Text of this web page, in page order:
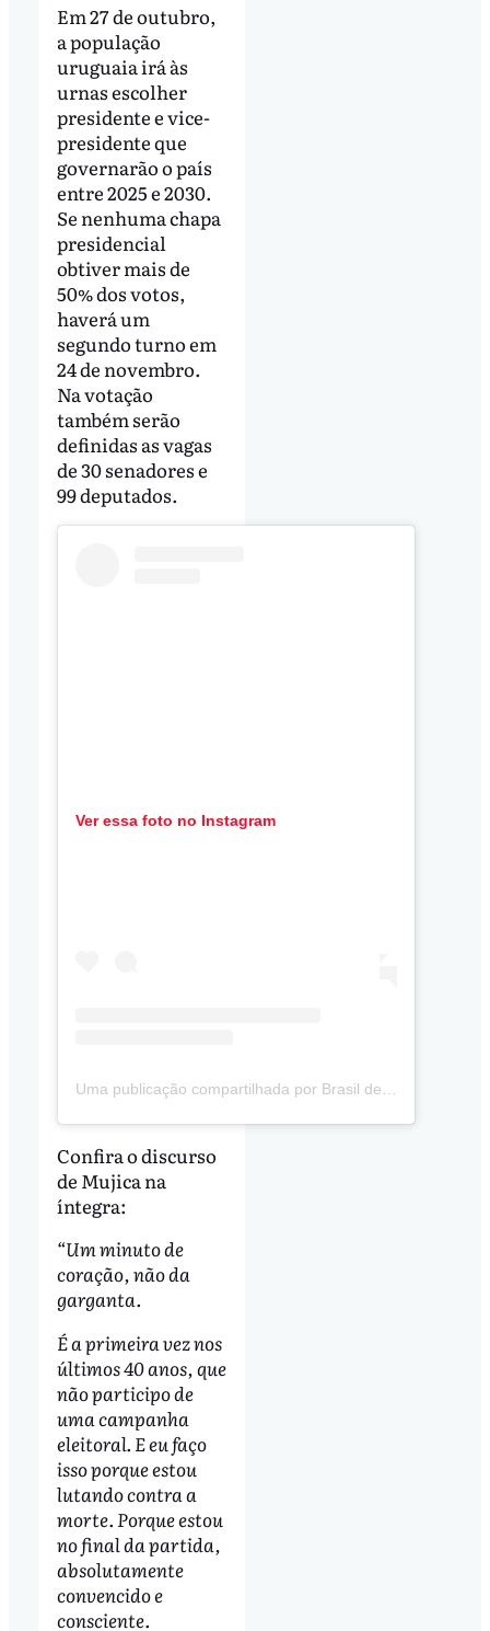
Em 27 de outubro,
a população
uruguaia irá às
urnas escolher
presidente e vice-
presidente que
governarão o país
entre 2025 e 2030.
Se nenhuma chapa
presidencial
obtiver mais de
50% dos votos,
haverá um
segundo turno em
24 de novembro.
Na votação
também serão
definidas as vagas
de 30 senadores e
99 deputados.
Ver essa foto no Instagram
Confira o discurso
de Mujica na
íntegra:
“Um minuto de
coração, não da
garganta.
É a primeira vez nos
últimos 40 anos, que
não participo de
uma campanha
eleitoral. E eu faço
isso porque estou
lutando contra a
morte. Porque estou
no final da partida,
absolutamente
convencido e
consciente.